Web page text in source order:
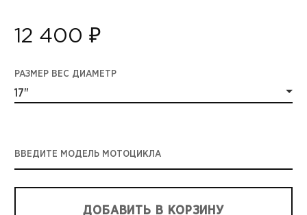
12 400 ₽
РАЗМЕР ВЕС ДИАМЕТР
17"
ВВЕДИТЕ МОДЕЛЬ МОТОЦИКЛА
ДОБАВИТЬ В КОРЗИНУ